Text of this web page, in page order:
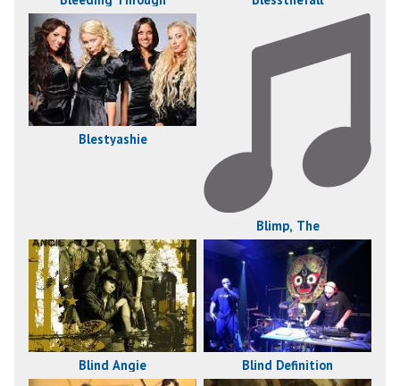
Blestyashie
Blimp, The
Blind Angie Blind Definition